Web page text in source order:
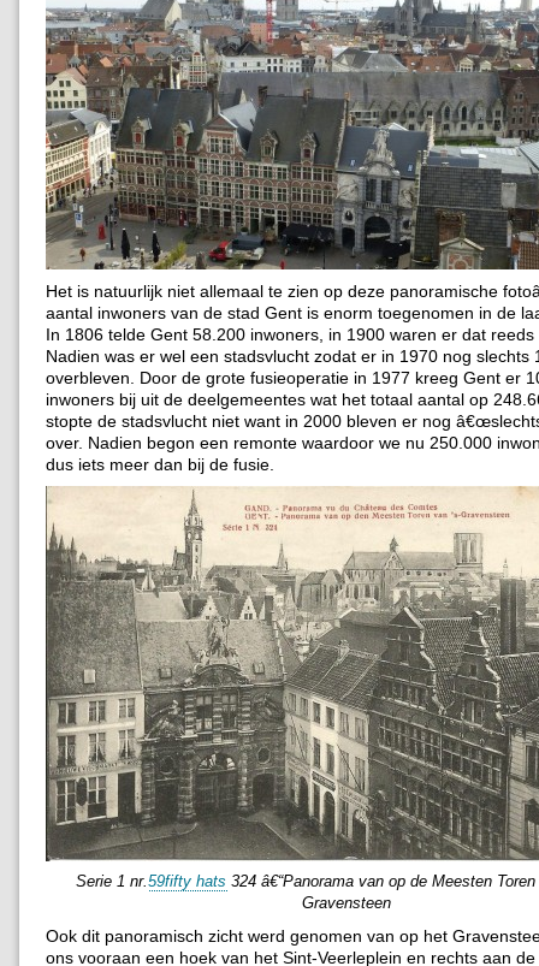
Het is natuurlijk niet allemaal te zien op deze panoramische
aantal inwoners van de stad Gent is enorm toegenomen in de
In 1806 telde Gent 58.200 inwoners, in 1900 waren er dat
Nadien was er wel een stadsvlucht zodat er in 1970 nog slechts
overbleven. Door de grote fusieoperatie in 1977 kreeg Gent er
inwoners bij uit de deelgemeentes wat het totaal aantal op
stopte de stadsvlucht niet want in 2000 bleven er nog
over. Nadien begon een remonte waardoor we nu 250.000
dus iets meer dan bij de fusie.
Serie 1 nr.59fifty hats 324 â€“Panorama van op de Meesten
Gravensteen
Ook dit panoramisch zicht werd genomen van op het
ons vooraan een hoek van het Sint-Veerleplein en rechts aan